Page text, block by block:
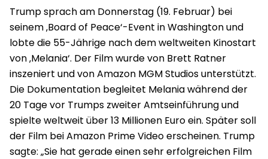
Trump sprach am Donnerstag (19. Februar) bei
seinem ‚Board of Peace‘-Event in Washington und
lobte die 55-Jährige nach dem weltweiten Kinostart
von ‚Melania‘. Der Film wurde von Brett Ratner
inszeniert und von Amazon MGM Studios unterstützt.
Die Dokumentation begleitet Melania während der
20 Tage vor Trumps zweiter Amtseinführung und
spielte weltweit über 13 Millionen Euro ein. Später soll
der Film bei Amazon Prime Video erscheinen. Trump
sagte: „Sie hat gerade einen sehr erfolgreichen Film